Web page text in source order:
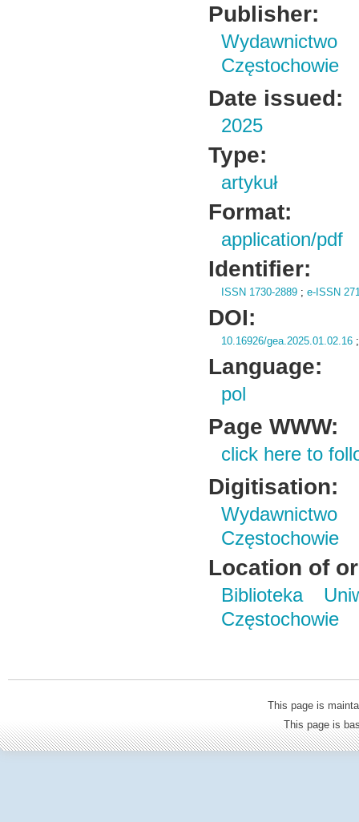
Publisher:
Częstochowie
Date issued:
2025
Type:
artykuł
Format:
application/pdf
Identifier:
ISSN 1730-2889 ;e-ISSN
DOI:
10.16926/gea.2025.01.02.16
Language:
pol
Page WWW:
click here to
Digitisation:
Częstochowie
Location of
Biblioteka
Częstochowie
This page is
This page is